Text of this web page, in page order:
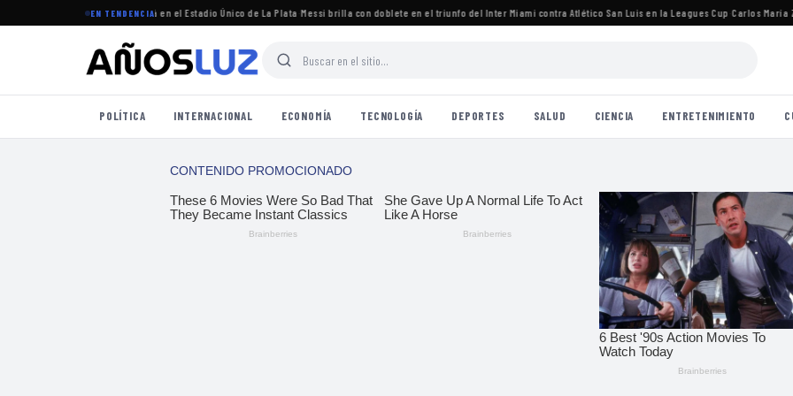
EN TENDENCIA
Clausura 2026 se jugará en el Estadio Único de La Plata·Messi brilla con doblete en el triunfo del Inter Miami contra Atlético San Luis en la Leagues Cup·Carlos María
POLÍTICA INTERNACIONAL ECONOMÍA TECNOLOGÍA DEPORTES SALUD CIENCIA ENTRETENIMIENTO